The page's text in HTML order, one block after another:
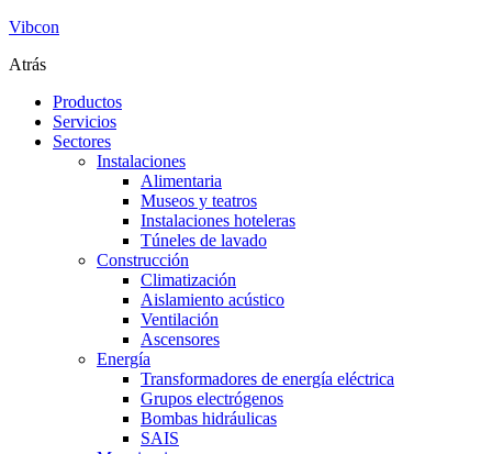
Vibcon
Atrás
Productos
Servicios
Sectores
Instalaciones
Alimentaria
Museos y teatros
Instalaciones hoteleras
Túneles de lavado
Construcción
Climatización
Aislamiento acústico
Ventilación
Ascensores
Energía
Transformadores de energía eléctrica
Grupos electrógenos
Bombas hidráulicas
SAIS